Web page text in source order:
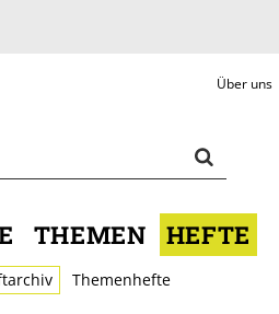
Über uns
THEMEN HEFTE
Themenhefte